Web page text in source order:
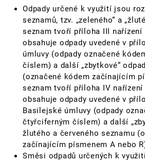
Odpady určené k využití jsou
seznamů, tzv. „zeleného“ a
seznam tvoří příloha III nařízení
obsahuje odpady uvedené v
úmluvy (odpady označené
číslem) a další „zbytkové“
(označené kódem začínajícím
seznam tvoří příloha IV nařízení
obsahuje odpady uvedené v
Basilejské úmluvy (odpady
čtyřciferným číslem) a další
žlutého a červeného seznamu
začínajícím písmenem A nebo
Směsi odpadů určených k